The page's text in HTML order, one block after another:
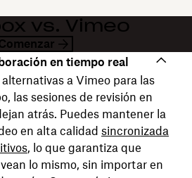
vs. Vimeo
en tiempo real
a Vimeo para las
las sesiones de revisión en
atrás. Puedes mantener la
en alta calidad sincronizada
, lo que garantiza que
lo mismo, sin importar en